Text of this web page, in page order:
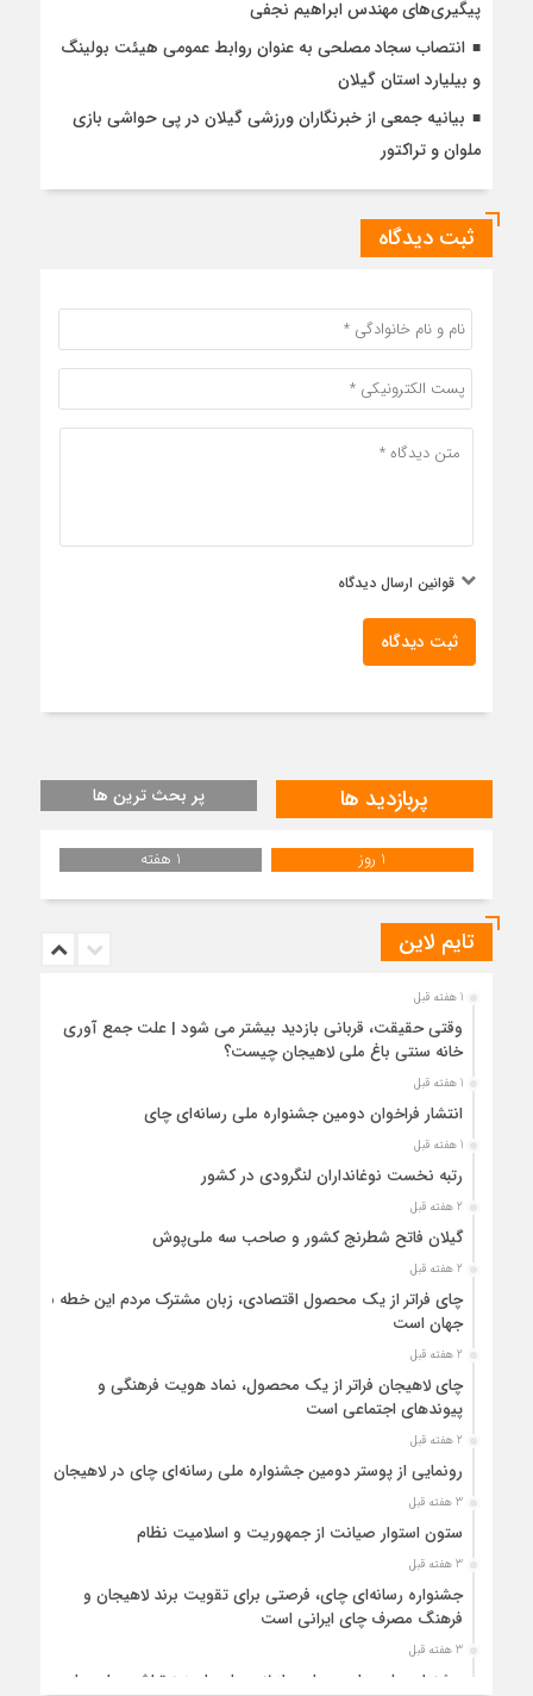
پیگیری‌های مهندس ابراهیم نجفی
انتصاب سجاد مصلحی به عنوان روابط عمومی هیئت بولینگ
و بیلیارد استان گیلان
بیانیه جمعی از خبرنگاران ورزشی گیلان در پی حواشی بازی
ملوان و تراکتور
ثبت دیدگاه
قوانین ارسال دیدگاه
ثبت دیدگاه
پربازدید ها پر بحث ترین ها
1 روز 1 هفته
تایم لاین
1 هفته قبل
وقتی حقیقت، قربانی بازدید بیشتر می شود | علت جمع آوری
خانه سنتی باغ ملی لاهیجان چیست؟
1 هفته قبل
انتشار فراخوان دومین جشنواره ملی رسانه‌ای چای
1 هفته قبل
رتبه نخست نوغانداران لنگرودی در کشور
2 هفته قبل
گیلان فاتح شطرنج کشور و صاحب سه ملی‌پوش
2 هفته قبل
چای فراتر از یک محصول اقتصادی، زبان مشترک مردم این خطه با
جهان است
2 هفته قبل
چای لاهیجان فراتر از یک محصول، نماد هویت فرهنگی و
پیوندهای اجتماعی است
2 هفته قبل
رونمایی از پوستر دومین جشنواره ملی رسانه‌ای چای در لاهیجان
3 هفته قبل
ستون استوار صیانت از جمهوریت و اسلامیت نظام
3 هفته قبل
جشنواره رسانه‌ای چای، فرصتی برای تقویت برند لاهیجان و
فرهنگ مصرف چای ایرانی است
3 هفته قبل
جشنواره ملی چای، حمایت از لاهیجان یا هزینه‌تراشی برای چای